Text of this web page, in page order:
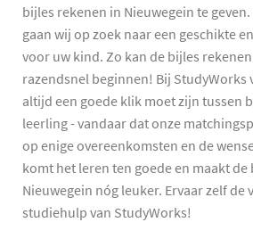
bijles rekenen in Nieuwegein te
gaan wij op zoek naar een geschikte
voor uw kind. Zo kan de bijles
razendsnel beginnen! Bij StudyWorks
altijd een goede klik moet zijn tussen
leerling - vandaar dat onze
op enige overeenkomsten en de
komt het leren ten goede en maakt
Nieuwegein nóg leuker. Ervaar zelf de
studiehulp van StudyWorks!